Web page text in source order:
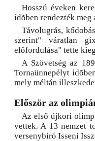
Hosszú éveken
idõben rendezték meg
Távolugrás,
szerint" váratlan
előfordulása" tette
A Szövetség az
Tornaünnepélyt
mely méltán
Először az
Az első újkori
vettek. A 13 nemzet
versenybiró Isseni